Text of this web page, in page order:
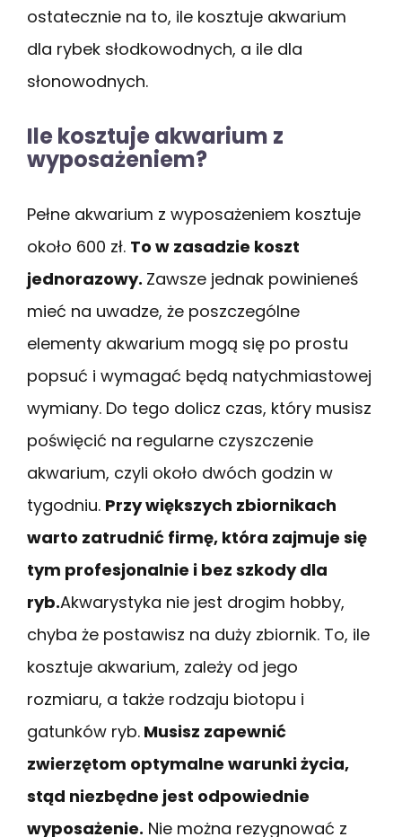
ostatecznie na to, ile kosztuje akwarium
dla rybek słodkowodnych, a ile dla
słonowodnych.
Ile kosztuje akwarium z
wyposażeniem?
Pełne akwarium z wyposażeniem kosztuje
około 600 zł. To w zasadzie koszt
jednorazowy. Zawsze jednak powinieneś
mieć na uwadze, że poszczególne
elementy akwarium mogą się po prostu
popsuć i wymagać będą natychmiastowej
wymiany. Do tego dolicz czas, który musisz
poświęcić na regularne czyszczenie
akwarium, czyli około dwóch godzin w
tygodniu. Przy większych zbiornikach
warto zatrudnić firmę, która zajmuje się
tym profesjonalnie i bez szkody dla
ryb.Akwarystyka nie jest drogim hobby,
chyba że postawisz na duży zbiornik. To, ile
kosztuje akwarium, zależy od jego
rozmiaru, a także rodzaju biotopu i
gatunków ryb. Musisz zapewnić
zwierzętom optymalne warunki życia,
stąd niezbędne jest odpowiednie
wyposażenie. Nie można rezygnować z